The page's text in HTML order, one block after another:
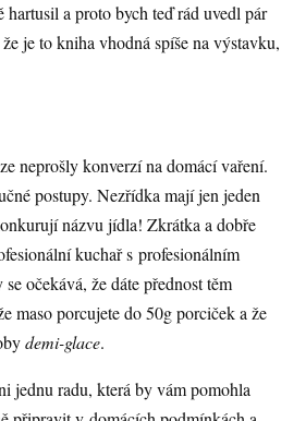
hartusil a proto bych teď rád uvedl pár
je to kniha vhodná spíše na výstavku,
neprošly konverzí na domácí vaření.
postupy. Nezřídka mají jen jeden
názvu jídla! Zkrátka a dobře
kuchař s profesionálním
očekává, že dáte přednost těm
maso porcujete do 50g porciček a že
demi-glace.
jednu radu, která by vám pomohla